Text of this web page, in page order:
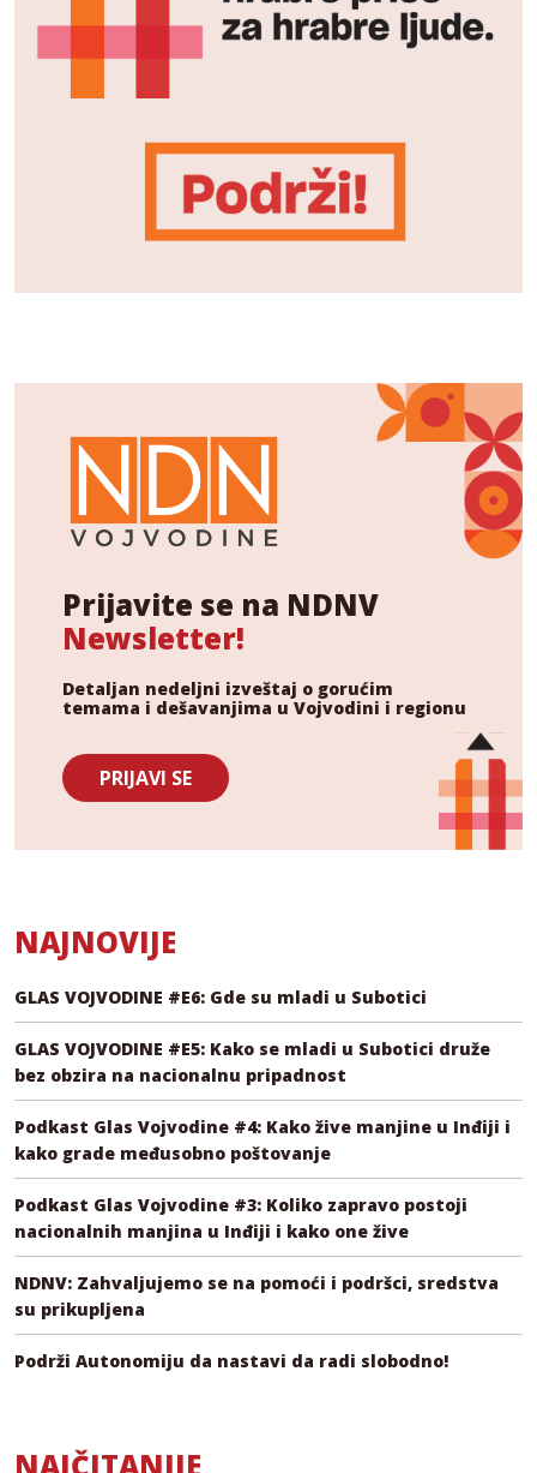
Prijavite se na NDNV
Newsletter!
Detaljan nedeljni izveštaj o gorućim
temama i dešavanjima u Vojvodini i regionu
PRIJAVI SE
NAJNOVIJE
GLAS VOJVODINE #E6: Gde su mladi u Subotici
GLAS VOJVODINE #E5: Kako se mladi u Subotici druže
bez obzira na nacionalnu pripadnost
Podkast Glas Vojvodine #4: Kako žive manjine u Inđiji i
kako grade međusobno poštovanje
Podkast Glas Vojvodine #3: Koliko zapravo postoji
nacionalnih manjina u Inđiji i kako one žive
NDNV: Zahvaljujemo se na pomoći i podršci, sredstva
su prikupljena
Podrži Autonomiju da nastavi da radi slobodno!
NAJČITANIJE